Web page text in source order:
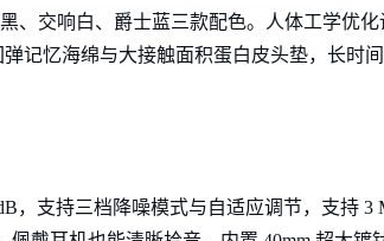
、交响白、爵士蓝三款配色。人体工学优
记忆海绵与大接触面积蛋白皮头垫，长时
，支持三档降噪模式与自适应调节，支持 3